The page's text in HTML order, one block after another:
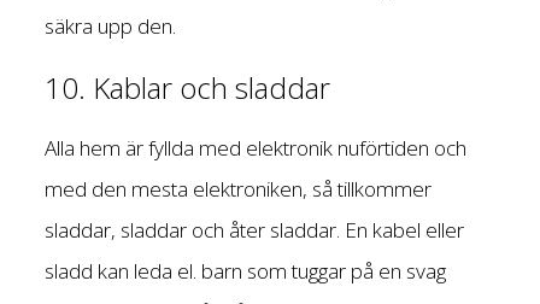
säkra upp den.
10. Kablar och sladdar
Alla hem är fyllda med elektronik nuförtiden och
med den mesta elektroniken, så tillkommer
sladdar, sladdar och åter sladdar. En kabel eller
sladd kan leda el. barn som tuggar på en svag